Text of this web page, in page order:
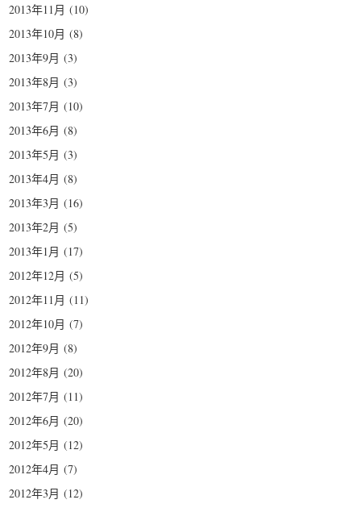
2013年11月 (10)
2013年10月 (8)
2013年9月 (3)
2013年8月 (3)
2013年7月 (10)
2013年6月 (8)
2013年5月 (3)
2013年4月 (8)
2013年3月 (16)
2013年2月 (5)
2013年1月 (17)
2012年12月 (5)
2012年11月 (11)
2012年10月 (7)
2012年9月 (8)
2012年8月 (20)
2012年7月 (11)
2012年6月 (20)
2012年5月 (12)
2012年4月 (7)
2012年3月 (12)